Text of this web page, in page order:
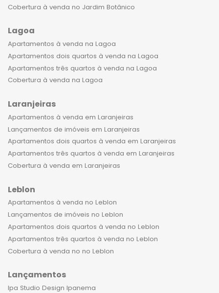
Cobertura à venda no Jardim Botânico
Lagoa
Apartamentos à venda na Lagoa
Apartamentos dois quartos à venda na Lagoa
Apartamentos três quartos à venda na Lagoa
Cobertura à venda na Lagoa
Laranjeiras
Apartamentos à venda em Laranjeiras
Lançamentos de imóveis em Laranjeiras
Apartamentos dois quartos à venda em Laranjeiras
Apartamentos três quartos à venda em Laranjeiras
Cobertura à venda em Laranjeiras
Leblon
Apartamentos à venda no Leblon
Lançamentos de imóveis no Leblon
Apartamentos dois quartos à venda no Leblon
Apartamentos três quartos à venda no Leblon
Cobertura à venda no no Leblon
Lançamentos
Ipa Studio Design Ipanema